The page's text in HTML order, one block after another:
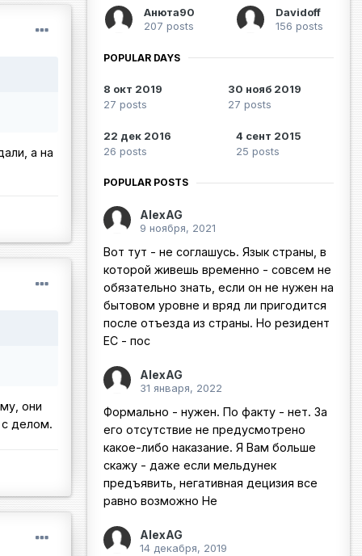
а на
они
с делом.
Анюта90
207 posts
Davidoff
156 posts
POPULAR DAYS
8 окт 2019
27 posts
30 нояб 2019
27 posts
22 дек 2016
26 posts
4 сент 2015
25 posts
POPULAR POSTS
AlexAG
9 ноября, 2021
Вот тут - не соглашусь. Язык страны, в
которой живешь временно - совсем не
обязательно знать, если он не нужен на
бытовом уровне и вряд ли пригодится
после отъезда из страны. Но резидент
ЕС - пос
AlexAG
31 января, 2022
Формально - нужен. По факту - нет. За
его отсутствие не предусмотрено
какое-либо наказание. Я Вам больше
скажу - даже если мельдунек
предъявить, негативная децизия все
равно возможно Не
AlexAG
14 декабря, 2019